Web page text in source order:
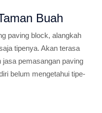
Buah
paving block, alangkah
tipenya. Akan terasa
pemasangan paving
belum mengetahui tipe-